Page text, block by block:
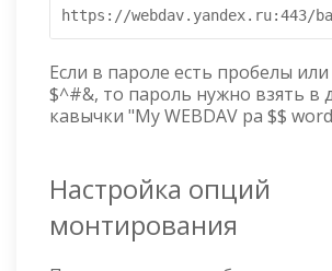
https://webdav.yandex.ru:443/
Если в пароле есть пробелы
$^#&, то пароль нужно взять в
кавычки "My WEBDAV pa $$
Настройка опций
монтирования